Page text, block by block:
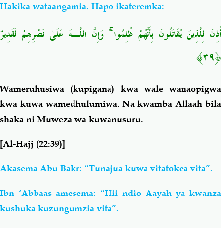
Hakika wataangamia. Hapo ikateremka:
أُذِنَ لِلَّذِينَ يُقَاتَلُونَ بِأَنَّهُمْ ظُلِمُوا ۚ وَإِنَّ اللَّـهَ عَلَىٰ نَصْرِهِمْ لَقَدِيرٌ
﴿٣٩﴾
Wameruhusiwa (kupigana) kwa wale wanaopigwa
kwa kuwa wamedhulumiwa. Na kwamba Allaah bila
shaka ni Muweza wa kuwanusuru.
[Al-Hajj (22:39)]
Akasema Abu Bakr: “Tunajua kuwa vitatokea vita”.
Ibn ‘Abbaas amesema: “Hii ndio Aayah ya kwanza
kushuka kuzungumzia vita”.